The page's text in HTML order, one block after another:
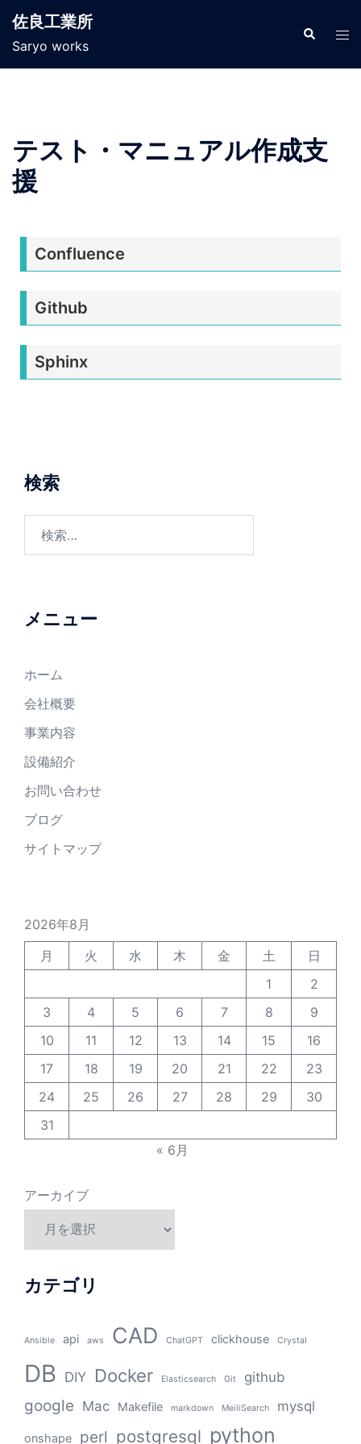
佐良工業所
Saryo works
テスト・マニュアル作成支
援
Confluence
Github
Sphinx
検索
メニュー
ホーム
会社概要
事業内容
設備紹介
お問い合わせ
ブログ
サイトマップ
2026年8月
月
火 水 木 金 土
日
1
2
3
4 5 6 7 8
9
10
11 12 13 14 15
16
17
18 19 20 21 22
23
24
25 26 27 28 29
30
31
« 6月
アーカイブ
カテゴリ
Ansible api aws CAD ChatGPT clickhouse Crystal
DB DIY Docker Elasticsearch Git github
google Mac Makefile markdown MeiliSearch mysql
onshape perl postgresql python